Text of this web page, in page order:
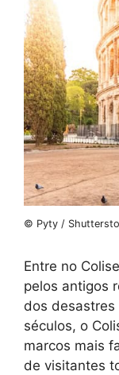
© Pyty /
Entre no
pelos antigos
dos
séculos, o
marcos mais
de visitantes